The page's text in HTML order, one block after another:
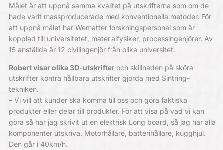
Målet är att uppnå samma kvalitet på utskrifterna som om de
hade varit massproducerade med konventionella metoder. För
att uppnå målet har Wematter forskningspersonal som är
kopplad till universitetet, materialfysiker, processingenjörer. Av
15 anställda är 12 civilingenjör från olika universitet.
Robert visar olika 3D-utskrifteroch skillnaden på sköra
utskrifter kontra hållbara utskrifter gjorda med Sintring-
tekniken.
– Vi vill att kunder ska komma till oss och göra faktiska
produkter eller delar till produkter. För att visa på vad vi kan
göra så har jag skrivit ut en elektrisk Long board, så jag har alla
komponenter utskriva. Motorhållare, batterihållare, kugghjul.
Den går i 40km/h.